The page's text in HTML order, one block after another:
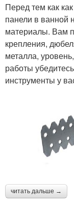
Перед тем как
панели в ванной
материалы. Вам
крепления,
металла,
работы
инструменты у
читать дальше →